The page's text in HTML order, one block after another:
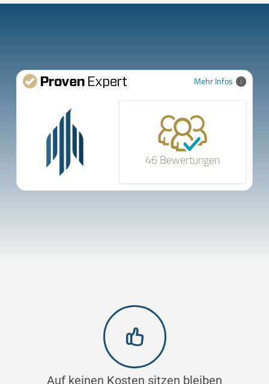
Mehr Infos
46 Bewertungen
Auf keinen Kosten sitzen bleiben